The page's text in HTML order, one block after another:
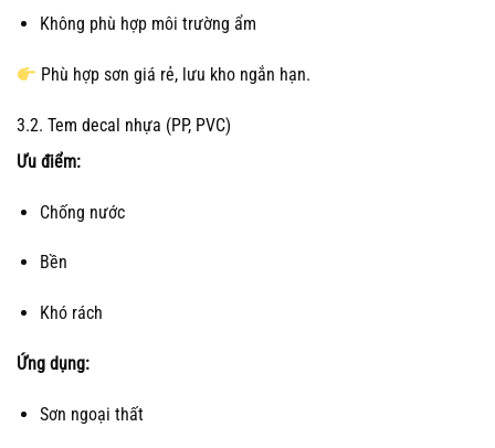
Không phù hợp môi trường ẩm
Phù hợp sơn giá rẻ, lưu kho ngắn hạn.
3.2. Tem decal nhựa (PP, PVC)
Ưu điểm:
Chống nước
Bền
Khó rách
Ứng dụng:
Sơn ngoại thất